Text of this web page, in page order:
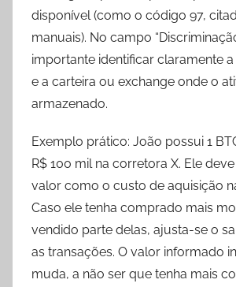
disponível (como o código 97,
manuais). No campo
importante identificar claramente
e a carteira ou exchange onde o
armazenado.
Exemplo prático: João possui 1
R$ 100 mil na corretora X. Ele
valor como o custo de aquisição
Caso ele tenha comprado mais
vendido parte delas, ajusta-se o
as transações. O valor informado
muda, a não ser que tenha mais